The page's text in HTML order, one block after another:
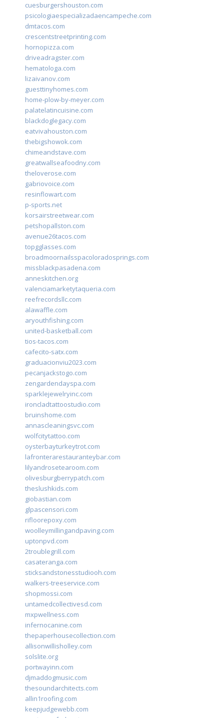
cuesburgershouston.com
psicologiaespecializadaencampeche.com
dmtacos.com
crescentstreetprinting.com
hornopizza.com
driveadragster.com
hematologa.com
lizaivanov.com
guesttinyhomes.com
home-plow-by-meyer.com
palatelatincuisine.com
blackdoglegacy.com
eatvivahouston.com
thebigshowok.com
chimeandstave.com
greatwallseafoodny.com
theloverose.com
gabriovoice.com
resinflowart.com
p-sports.net
korsairstreetwear.com
petshopallston.com
avenue26tacos.com
topgglasses.com
broadmoornailsspacoloradosprings.com
missblackpasadena.com
anneskitchen.org
valenciamarketytaqueria.com
reefrecordsllc.com
alawaffle.com
aryouthfishing.com
united-basketball.com
tios-tacos.com
cafecito-satx.com
graduacionviu2023.com
pecanjackstogo.com
zengardendayspa.com
sparklejewelryinc.com
ironcladtattoostudio.com
bruinshome.com
annascleaningsvc.com
wolfcitytattoo.com
oysterbayturkeytrot.com
lafronterarestauranteybar.com
lilyandrosetearoom.com
olivesburgberrypatch.com
theslushkids.com
giobastian.com
glpascensori.com
rifloorepoxy.com
woolleymillingandpaving.com
uptonpvd.com
2troublegrill.com
casateranga.com
sticksandstonesstudiooh.com
walkers-treeservice.com
shopmossi.com
untamedcollectivesd.com
mxpwellness.com
infernocanine.com
thepaperhousecollection.com
allisonwillisholley.com
solslite.org
portwayinn.com
djmaddogmusic.com
thesoundarchitects.com
allin1roofing.com
keepjudgewebb.com